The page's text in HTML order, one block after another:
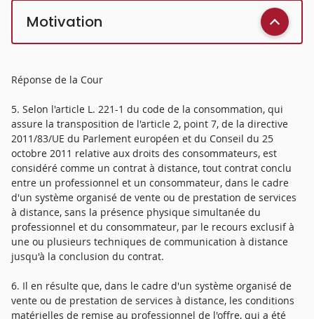
Motivation
Réponse de la Cour
5. Selon l'article L. 221-1 du code de la consommation, qui
assure la transposition de l'article 2, point 7, de la directive
2011/83/UE du Parlement européen et du Conseil du 25
octobre 2011 relative aux droits des consommateurs, est
considéré comme un contrat à distance, tout contrat conclu
entre un professionnel et un consommateur, dans le cadre
d'un système organisé de vente ou de prestation de services
à distance, sans la présence physique simultanée du
professionnel et du consommateur, par le recours exclusif à
une ou plusieurs techniques de communication à distance
jusqu'à la conclusion du contrat.
6. Il en résulte que, dans le cadre d'un système organisé de
vente ou de prestation de services à distance, les conditions
matérielles de remise au professionnel de l'offre, qui a été